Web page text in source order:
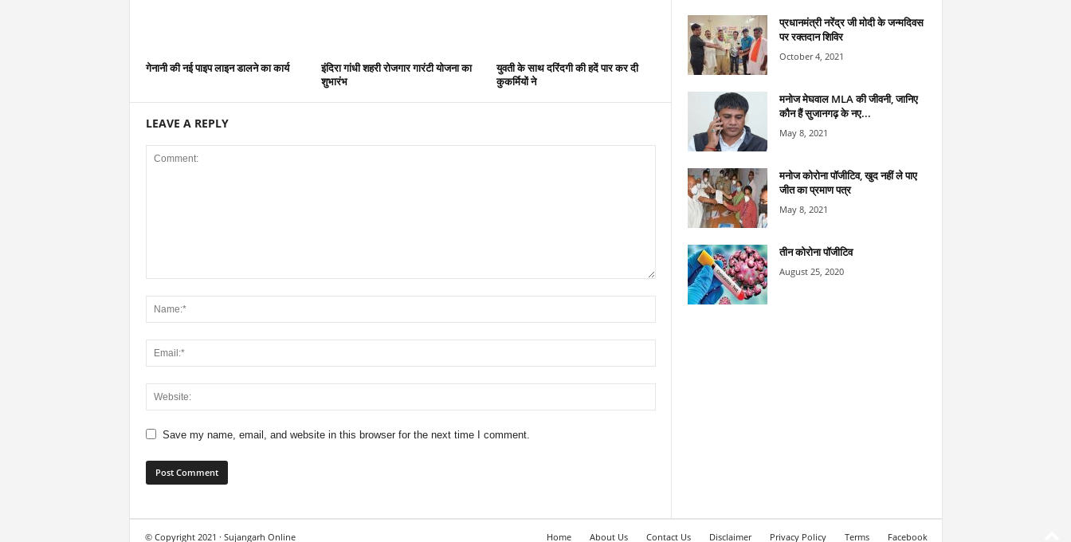
गेनानी की नई पाइप लाइन डालने का कार्य
इंदिरा गांधी शहरी रोजगार गारंटी योजना का
शुभारंभ
युवती के साथ दरिंदगी की हदें पार कर दी
कुकर्मियों ने
LEAVE A REPLY
Save my name, email, and website in this browser for the next time I comment.
प्रधानमंत्री नरेंद्र जी मोदी के जन्मदिवस
पर रक्तदान शिविर
October 4, 2021
मनोज मेघवाल MLA की जीवनी, जानिए
कौन हैं सुजानगढ़ के नए...
May 8, 2021
मनोज कोरोना पॉजीटिव, खुद नहीं ले पाए
जीत का प्रमाण पत्र
May 8, 2021
तीन कोरोना पॉजीटिव
August 25, 2020
Home About Us Contact Us Disclaimer Privacy Policy Terms Facebook
© Copyright 2021 · Sujangarh Online